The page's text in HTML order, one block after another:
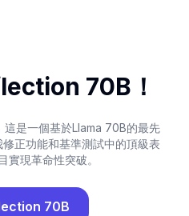
70B！
是一個基於Llama 70B的最先
正功能和基準測試中的頂級表
實現革命性突破。
70B